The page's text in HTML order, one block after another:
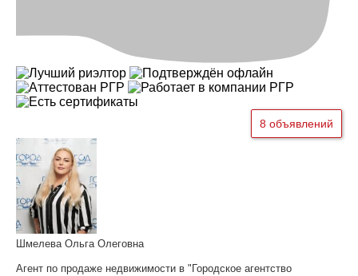
8 объявлений
Шмелева Ольга Олеговна
Агент по продаже недвижимости в "Городское агентство